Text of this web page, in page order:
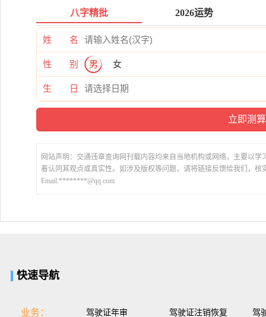
八字精批 2026运势
姓 名
性 别 男 女
生 日
网站声明：交通违章查询网刊载内容均来自当地机构或网络，主要以
着认同其观点或真实性。如涉及版权等问题，请将链接反馈给我们，核
Email:********@qq.com
快速导航
业务： 驾驶证年审 驾驶证注销恢复 驾